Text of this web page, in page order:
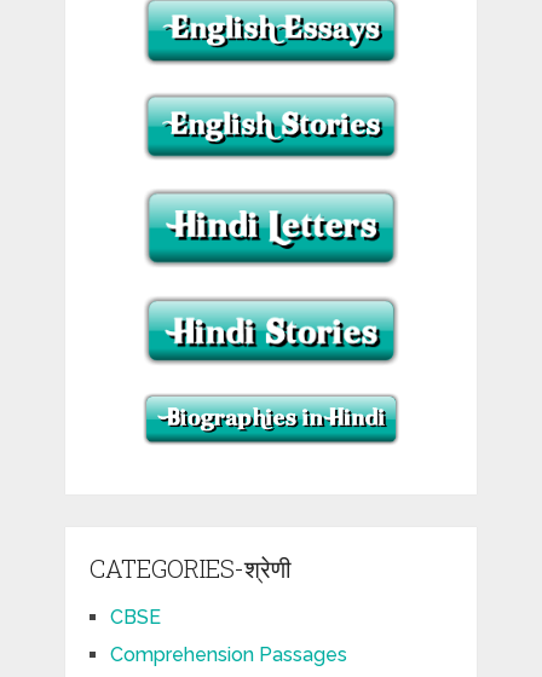
CATEGORIES-श्रेणी
CBSE
Comprehension Passages